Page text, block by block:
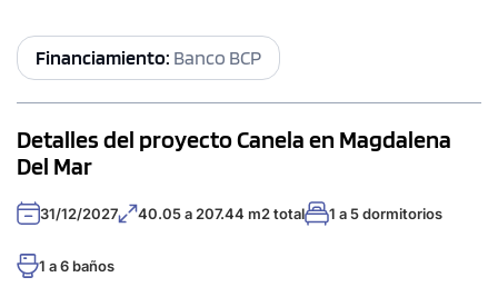
Financiamiento: Banco BCP
Detalles del proyecto Canela en Magdalena
Del Mar
31/12/2027 40.05 a 207.44 m2 total 1 a 5 dormitorios
1 a 6 baños